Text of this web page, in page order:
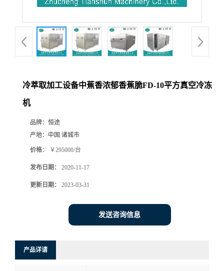
冷萃取加工设备中蕉香浓郁香蕉脆FD-10平方真空冷冻
机
品牌： 恒途
产地： 中国 诸城市
价格： ￥295000/台
发布日期： 2020-11-17
更新日期： 2023-03-31
发送咨询信息
产品详请